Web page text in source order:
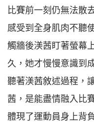
比賽前一刻仍無法散
感受到全身肌肉不聽
觸牆後渼茜盯著螢幕
久，她才慢慢意識到
聽著渼茜敘述過程，
茜，是能盡情融入比
體現了運動員身上背